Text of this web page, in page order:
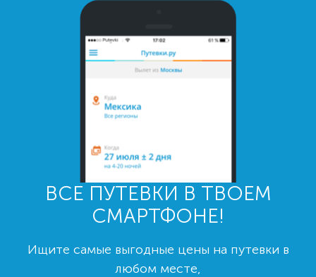
ВСЕ ПУТЕВКИ В ТВОЕМ
СМАРТФОНЕ!
Ищите самые выгодные цены на путевки в
любом месте,